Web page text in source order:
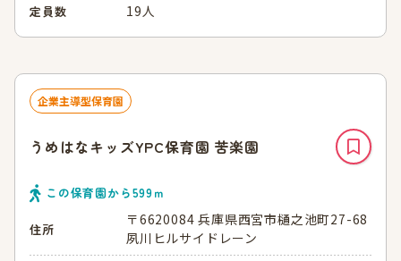
定員数 19人
企業主導型保育園
うめはなキッズYPC保育園 苦楽園
この保育園から599ｍ
住所
〒6620084 兵庫県西宮市樋之池町27-68
夙川ヒルサイドレーン